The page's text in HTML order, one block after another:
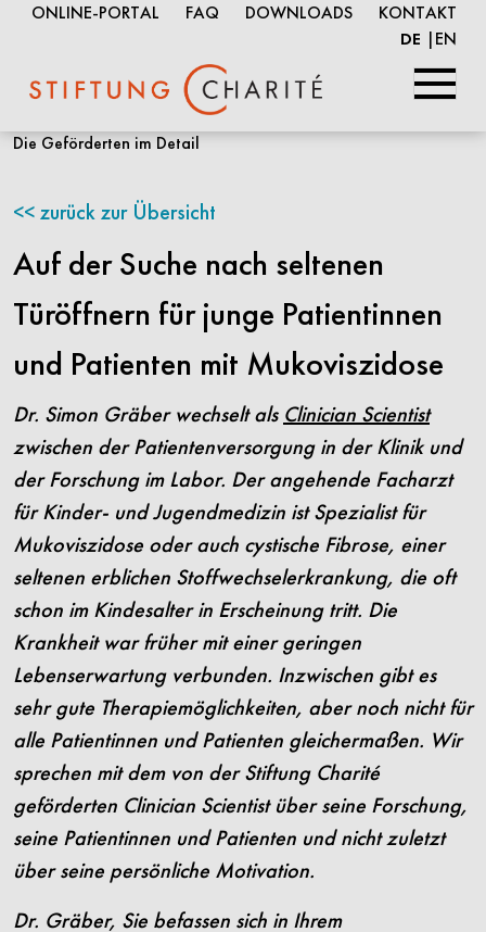
zum
ONLINE-PORTAL FAQ DOWNLOADS KONTAKT
DE EN
Die Geförderten im Detail
zurück zur Übersicht
Auf der Suche nach seltenen
Türöffnern für junge Patientinnen
und Patienten mit Mukoviszidose
Dr. Simon Gräber wechselt als Clinician Scientist
zwischen der Patientenversorgung in der Klinik und
der Forschung im Labor. Der angehende Facharzt
für Kinder- und Jugendmedizin ist Spezialist für
Mukoviszidose oder auch cystische Fibrose, einer
seltenen erblichen Stoffwechselerkrankung, die oft
schon im Kindesalter in Erscheinung tritt. Die
Krankheit war früher mit einer geringen
Lebenserwartung verbunden. Inzwischen gibt es
sehr gute Therapiemöglichkeiten, aber noch nicht für
alle Patientinnen und Patienten gleichermaßen. Wir
sprechen mit dem von der Stiftung Charité
geförderten Clinician Scientist über seine Forschung,
seine Patientinnen und Patienten und nicht zuletzt
über seine persönliche Motivation.
Dr. Gräber, Sie befassen sich in Ihrem